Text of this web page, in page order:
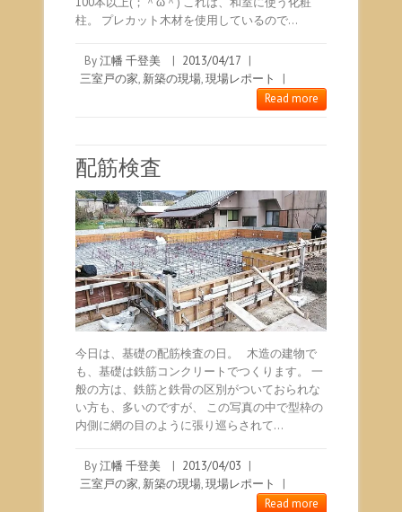
柱。 プレカット木材を使用しているので…
By江幡 千登美 | 2013/04/17 |
三室戸の家, 新築の現場,現場レポート
|
Read more
配筋検査
今日は、基礎の配筋検査の日。 木造の建物で
も、基礎は鉄筋コンクリートでつくります。 一
般の方は、鉄筋と鉄骨の区別がついておられな
い方も、多いのですが、 この写真の中で型枠の
内側に網の目のように張り巡らされて…
By江幡 千登美 | 2013/04/03 |
三室戸の家, 新築の現場,現場レポート
|
Read more